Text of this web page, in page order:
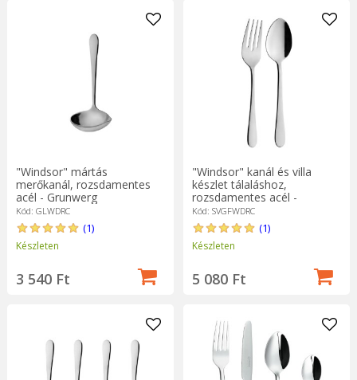
"Windsor" mártás
merőkanál, rozsdamentes
acél - Grunwerg
Kód: GLWDRC
(1)
Készleten
3 540 Ft
"Windsor" kanál és villa
készlet tálaláshoz,
rozsdamentes acél -
Grunwerg
Kód: SVGFWDRC
(1)
Készleten
5 080 Ft